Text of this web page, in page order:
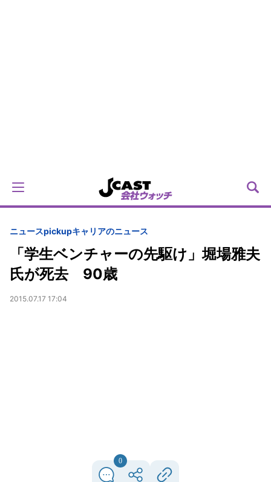
ニュースpickupキャリアのニュース
「学生ベンチャーの先駆け」堀場雅夫
氏が死去 90歳
2015.07.17 17:04
0